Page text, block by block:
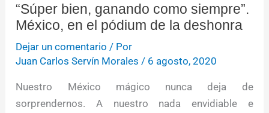
“Súper bien, ganando como siempre”.
México, en el pódium de la deshonra
Dejar un comentario / Por
Juan Carlos Servín Morales / 6 agosto, 2020
Nuestro México mágico nunca deja de
sorprendernos. A nuestro nada envidiable e